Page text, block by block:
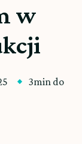
w
3min do